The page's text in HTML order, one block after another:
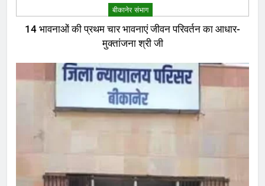
बीकानेर संभाग
14 भावनाओं की प्रथम चार भावनाएं जीवन परिवर्तन का आधार-
मुक्तांजना श्री जी